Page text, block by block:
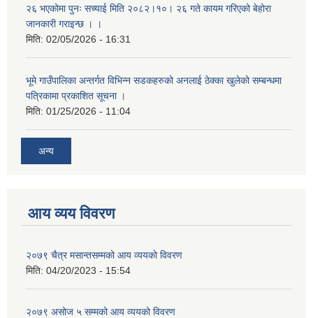
२६ भएकोमा पुनः सच्याई मिति २०८२।१०। २६ गते कायम गरिएको बेहोरा
जानकारी गराइन्छ । ।
मिति: 02/05/2026 - 16:31
भूमे गाउँपालिका अन्तर्गत विभिन्न सडकहरुको अनलाई ठेक्का खुलेको सम्बन्धमा
पत्रिकामा प्रकाशित सूचना ।
मिति: 01/25/2026 - 11:04
अन्य
आय व्यय विवरण
२०७९ चैत्र मसान्तसम्मको आय व्ययको विवरण
मिति: 04/20/2023 - 15:54
२०७९ असोज ५ सम्मको आय व्ययको विवरण